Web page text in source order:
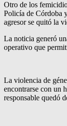
Otro de los
Policía de Córdoba
agresor se quitó la
La noticia generó
operativo que
La violencia de
encontrarse con un
responsable quedó